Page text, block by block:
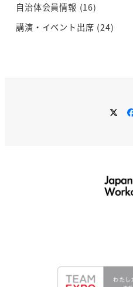
自治体会員情報 (16)
講演・イベント出席 (24)